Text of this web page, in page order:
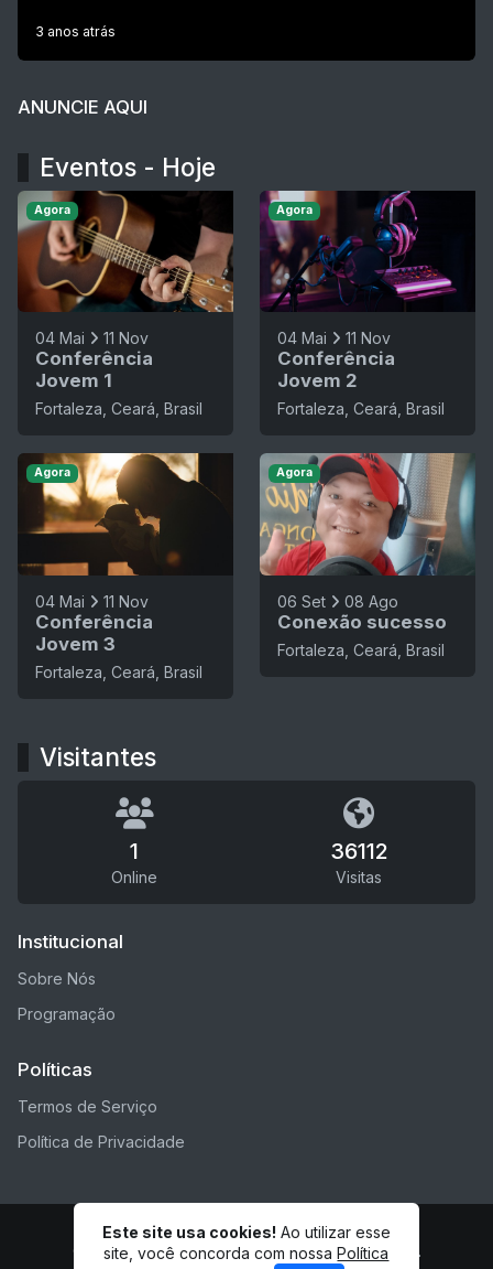
3 anos atrás
ANUNCIE AQUI
Eventos - Hoje
04 Mai 11 Nov
Conferência
Jovem 1
Fortaleza, Ceará, Brasil
Agora
04 Mai 11 Nov
Conferência
Jovem 2
Fortaleza, Ceará, Brasil
Agora
04 Mai 11 Nov
Conferência
Jovem 3
Fortaleza, Ceará, Brasil
Agora
06 Set 08 Ago
Conexão sucesso
Fortaleza, Ceará, Brasil
Agora
Visitantes
1
Online
36112
Visitas
Institucional
Sobre Nós
Programação
Políticas
Termos de Serviço
Política de Privacidade
© SITE RÁDIO 2 - Todos os direitos reservados.
Este site usa cookies! Ao utilizar esse
site, você concorda com nossaPolítica